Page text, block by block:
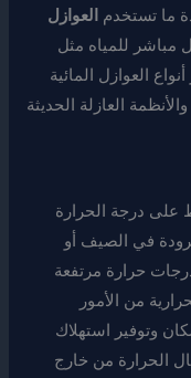
ما تستخدم العوازل
مباشر للمياه مثل
العوازل المائية
العازلة الحديثة
على درجة الحرارة
في الصيف أو
حرارة مرتفعة
من الأمور
وتوفير استهلاك
الحرارة من خارج